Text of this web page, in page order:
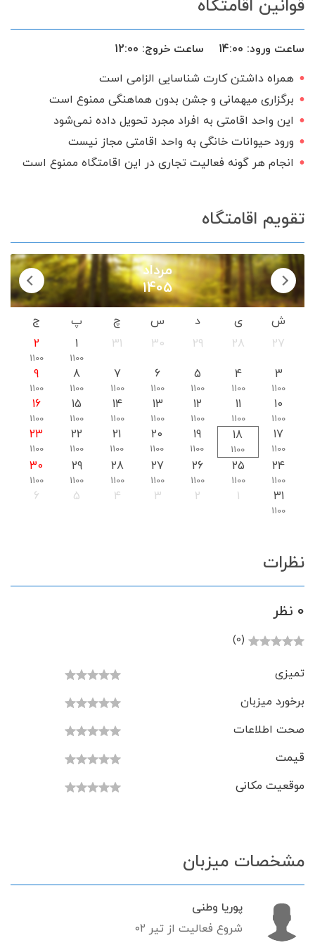
سرویس ایرانی
قوانین اقامتگاه
ساعت ورود: 14:00 ساعت خروج: 12:00
همراه داشتن کارت شناسایی الزامی است
برگزاری میهمانی و جشن بدون هماهنگی ممنوع است
این واحد اقامتی به افراد مجرد تحویل داده نمی‌شود
ورود حیوانات خانگی به واحد اقامتی مجاز نیست
انجام هر گونه فعالیت تجاری در این اقامتگاه ممنوع است
تقویم اقامتگاه
مرداد
1405
ش ی د س چ پ
ج
27
28
29
30
31
1
1100
2
1100
3
1100
4
1100
5
1100
6
1100
7
1100
8
1100
9
1100
10
1100
11
1100
12
1100
13
1100
14
1100
15
1100
16
1100
17
1100
18
1100
19
1100
20
1100
21
1100
22
1100
23
1100
24
1100
25
1100
26
1100
27
1100
28
1100
29
1100
30
1100
31
1100
1
2
3
4
5
6
نظرات
0 نظر
(0)
تمیزی
برخورد میزبان
صحت اطلاعات
قیمت
موقعیت مکانی
مشخصات میزبان
پوریا وطنی
شروع فعالیت از تیر ۰۲